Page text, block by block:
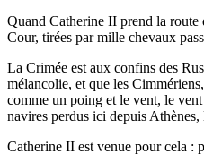
Quand Catherine II prend la route
Cour, tirées par mille chevaux
La Crimée est aux confins des
mélancolie, et que les
comme un poing et le vent, le
navires perdus ici depuis
Catherine II est venue pour cela :